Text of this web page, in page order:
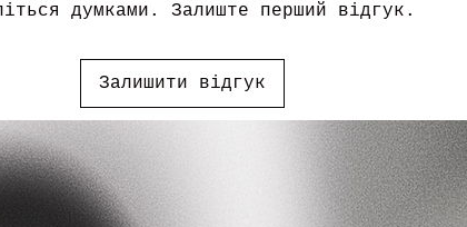
думками. Залиште перший відгук.
Залишити відгук